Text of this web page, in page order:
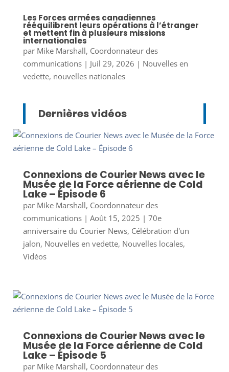
Les Forces armées canadiennes
rééquilibrent leurs opérations à l’étranger
et mettent fin à plusieurs missions
internationales
par Mike Marshall, Coordonnateur des
communications| Juil 29, 2026 | Nouvelles en
vedette, nouvelles nationales
Dernières vidéos
Connexions de Courier News avec le
Musée de la Force aérienne de Cold
Lake – Épisode 6
par Mike Marshall, Coordonnateur des
communications| Août 15, 2025 | 70e
anniversaire du Courier News, Célébration d'un
jalon, Nouvelles en vedette, Nouvelles locales,
Vidéos
Connexions de Courier News avec le
Musée de la Force aérienne de Cold
Lake – Épisode 5
par Mike Marshall, Coordonnateur des